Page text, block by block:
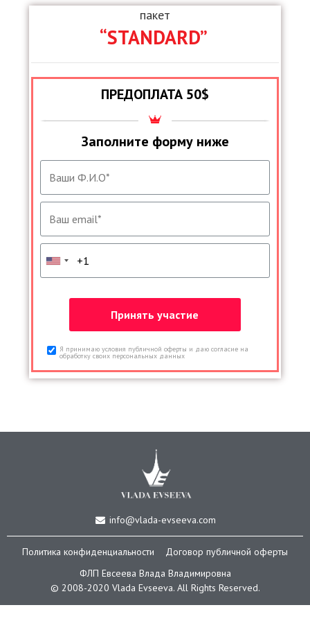
пакет
“STANDARD”
ПРЕДОПЛАТА 50$
Заполните форму ниже
Я принимаю условия публичной оферты и даю согласие на
обработку своих персональных данных
info@vlada-evseeva.com
Политика конфиденциальности
Договор публичной оферты
ФЛП Евсеева Влада Владимировна
© 2008-2020 Vlada Еvseeva. All Rights Reserved.